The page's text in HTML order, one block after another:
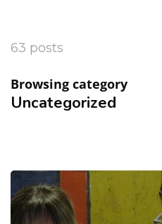
63 posts
Browsing category
Uncategorized